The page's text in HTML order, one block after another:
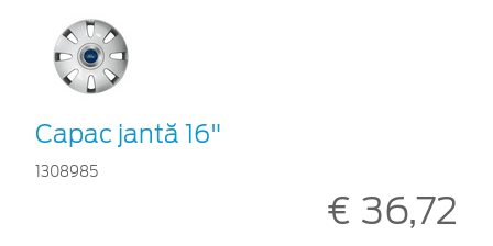
Capac jantă 16"
1308985
€ 36,72